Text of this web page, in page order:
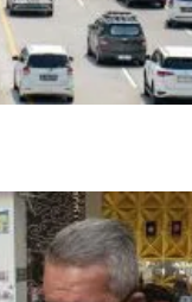
di Jalan Tol